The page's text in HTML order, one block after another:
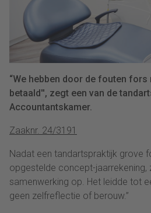
“We hebben door de fouten fors
betaald'', zegt een van de
Accountantskamer.
Zaaknr. 24/3191
Nadat een tandartspraktijk grove
opgestelde concept-
samenwerking op. Het leidde tot
geen zelfreflectie of berouw.”